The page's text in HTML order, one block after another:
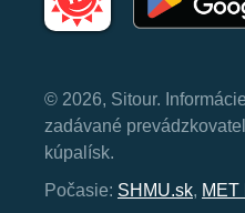
© 2026, Sitour.
zadávané
kúpalísk.
Počasie: SHMU.sk, MET